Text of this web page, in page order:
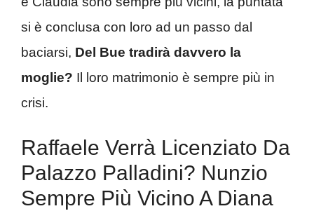
si è conclusa con loro ad un passo dal
baciarsi, Del Bue tradirà davvero la
moglie? Il loro matrimonio è sempre più in
crisi.
Raffaele Verrà Licenziato Da
Palazzo Palladini? Nunzio
Sempre Più Vicino A Diana